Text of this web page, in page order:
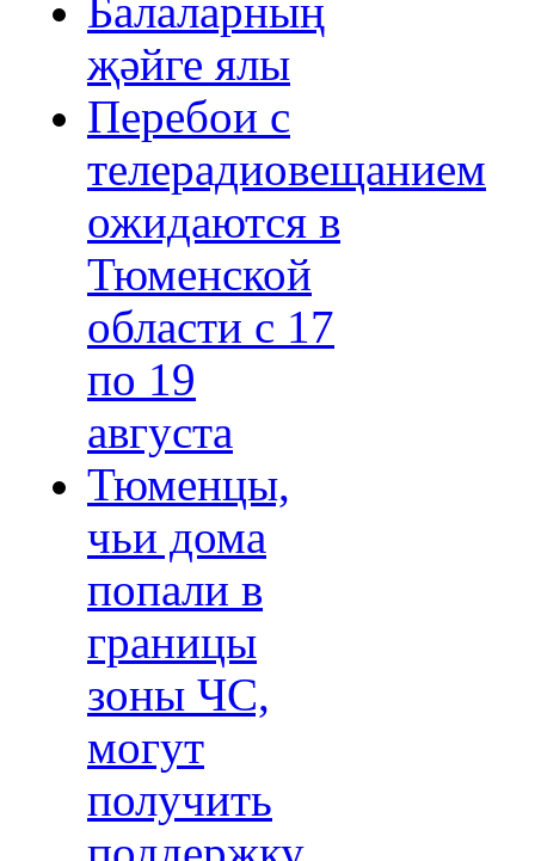
Балаларның
җәйге ялы
Перебои с
телерадиовещанием
ожидаются в
Тюменской
области с 17
по 19
августа
Тюменцы,
чьи дома
попали в
границы
зоны ЧС,
могут
получить